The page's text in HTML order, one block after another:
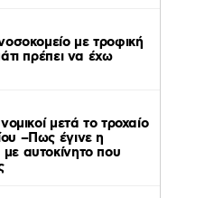
με τροφική
πρέπει να έχω
μετά το τροχαίο
–Πως έγινε η
αυτοκίνητο που